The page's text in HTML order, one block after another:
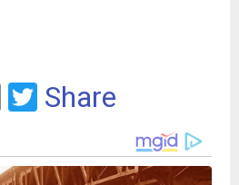
C
py
T
tt
Share